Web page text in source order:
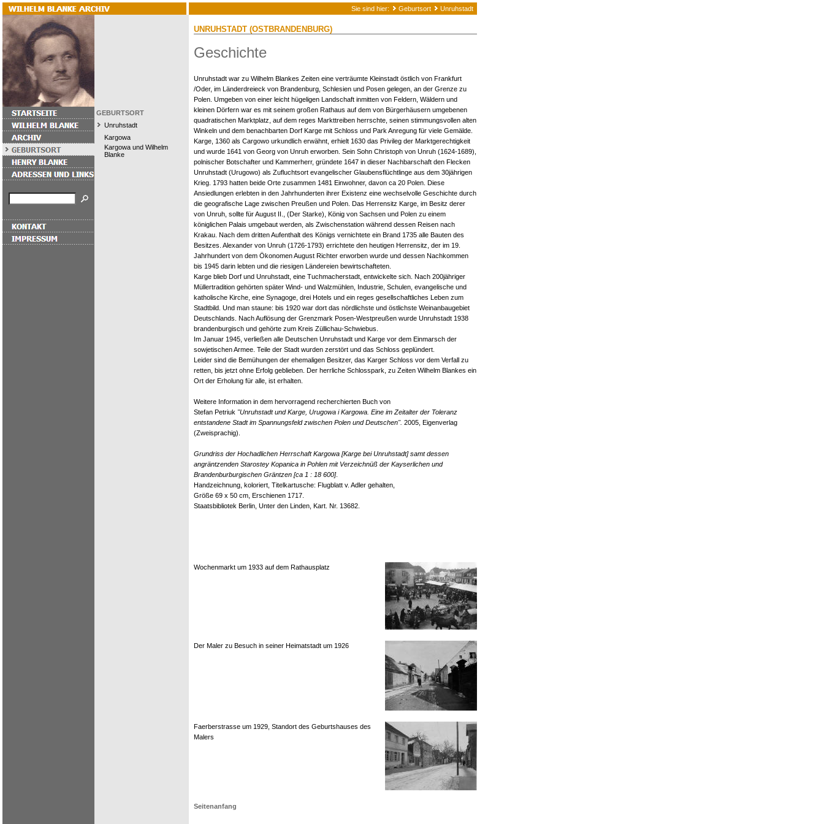
Sie sind hier: Geburtsort Unruhstadt
GEBURTSORT
Unruhstadt
Kargowa
Kargowa und Wilhelm
Blanke
UNRUHSTADT (OSTBRANDENBURG)
Geschichte
Unruhstadt war zu Wilhelm Blankes Zeiten eine verträumte Kleinstadt östlich von Frankfurt
/Oder, im Länderdreieck von Brandenburg, Schlesien und Posen gelegen, an der Grenze zu
Polen. Umgeben von einer leicht hügeligen Landschaft inmitten von Feldern, Wäldern und
kleinen Dörfern war es mit seinem großen Rathaus auf dem von Bürgerhäusern umgebenen
quadratischen Marktplatz, auf dem reges Markttreiben herrschte, seinen stimmungsvollen alten
Winkeln und dem benachbarten Dorf Karge mit Schloss und Park Anregung für viele Gemälde.
Karge, 1360 als Cargowo urkundlich erwähnt, erhielt 1630 das Privileg der Marktgerechtigkeit
und wurde 1641 von Georg von Unruh erworben. Sein Sohn Christoph von Unruh (1624-1689),
polnischer Botschafter und Kammerherr, gründete 1647 in dieser Nachbarschaft den Flecken
Unruhstadt (Urugowo) als Zufluchtsort evangelischer Glaubensflüchtlinge aus dem 30jährigen
Krieg. 1793 hatten beide Orte zusammen 1481 Einwohner, davon ca 20 Polen. Diese
Ansiedlungen erlebten in den Jahrhunderten ihrer Existenz eine wechselvolle Geschichte durch
die geografische Lage zwischen Preußen und Polen. Das Herrensitz Karge, im Besitz derer
von Unruh, sollte für August II., (Der Starke), König von Sachsen und Polen zu einem
königlichen Palais umgebaut werden, als Zwischenstation während dessen Reisen nach
Krakau. Nach dem dritten Aufenthalt des Königs vernichtete ein Brand 1735 alle Bauten des
Besitzes. Alexander von Unruh (1726-1793) errichtete den heutigen Herrensitz, der im 19.
Jahrhundert von dem Ökonomen August Richter erworben wurde und dessen Nachkommen
bis 1945 darin lebten und die riesigen Ländereien bewirtschafteten.
Karge blieb Dorf und Unruhstadt, eine Tuchmacherstadt, entwickelte sich. Nach 200jähriger
Müllertradition gehörten später Wind- und Walzmühlen, Industrie, Schulen, evangelische und
katholische Kirche, eine Synagoge, drei Hotels und ein reges gesellschaftliches Leben zum
Stadtbild. Und man staune: bis 1920 war dort das nördlichste und östlichste Weinanbaugebiet
Deutschlands. Nach Auflösung der Grenzmark Posen-Westpreußen wurde Unruhstadt 1938
brandenburgisch und gehörte zum Kreis Züllichau-Schwiebus.
Im Januar 1945, verließen alle Deutschen Unruhstadt und Karge vor dem Einmarsch der
sowjetischen Armee. Teile der Stadt wurden zerstört und das Schloss geplündert.
Leider sind die Bemühungen der ehemaligen Besitzer, das Karger Schloss vor dem Verfall zu
retten, bis jetzt ohne Erfolg geblieben. Der herrliche Schlosspark, zu Zeiten Wilhelm Blankes ein
Ort der Erholung für alle, ist erhalten.
Weitere Information in dem hervorragend recherchierten Buch von
Stefan Petriuk "Unruhstadt und Karge, Urugowa i Kargowa. Eine im Zeitalter der Toleranz
entstandene Stadt im Spannungsfeld zwischen Polen und Deutschen". 2005, Eigenverlag
(Zweisprachig).
Grundriss der Hochadlichen Herrschaft Kargowa [Karge bei Unruhstadt] samt dessen
angräntzenden Starostey Kopanica in Pohlen mit Verzeichnüß der Kayserlichen und
Brandenburburgischen Gräntzen [ca 1 : 18 600].
Handzeichnung, koloriert, Titelkartusche: Flugblatt v. Adler gehalten,
Größe 69 x 50 cm, Erschienen 1717.
Staatsbibliotek Berlin, Unter den Linden, Kart. Nr. 13682.
Wochenmarkt um 1933 auf dem Rathausplatz
Der Maler zu Besuch in seiner Heimatstadt um 1926
Faerberstrasse um 1929, Standort des Geburtshauses des
Malers
Seitenanfang